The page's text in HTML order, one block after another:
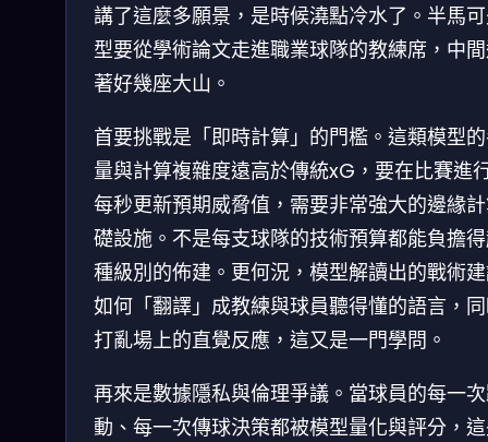
講了這麼多願景，是時候澆點冷水了。半馬
型要從學術論文走進職業球隊的教練席，中
著好幾座大山。
首要挑戰是「即時計算」的門檻。這類模型
量與計算複雜度遠高於傳統xG，要在比賽進
每秒更新預期威脅值，需要非常強大的邊緣
礎設施。不是每支球隊的技術預算都能負擔
種級別的佈建。更何況，模型解讀出的戰術
如何「翻譯」成教練與球員聽得懂的語言，
打亂場上的直覺反應，這又是一門學問。
再來是數據隱私與倫理爭議。當球員的每一
動、每一次傳球決策都被模型量化與評分，